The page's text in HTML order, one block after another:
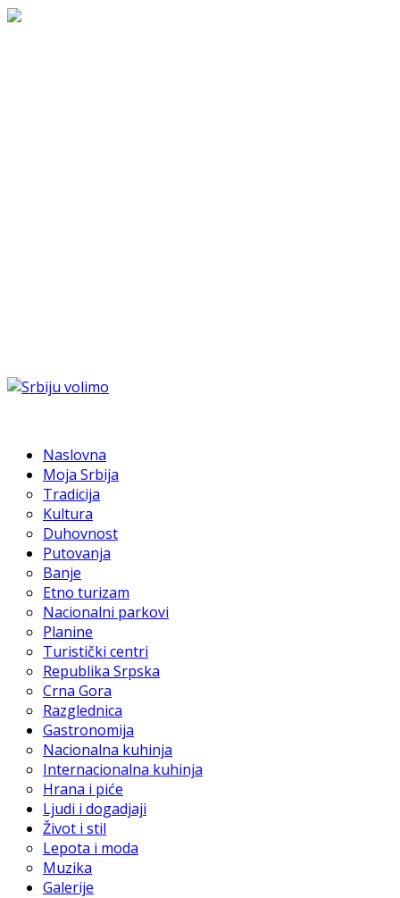
Naslovna
Moja Srbija
Tradicija
Kultura
Duhovnost
Putovanja
Banje
Etno turizam
Nacionalni parkovi
Planine
Turistički centri
Republika Srpska
Crna Gora
Razglednica
Gastronomija
Nacionalna kuhinja
Internacionalna kuhinja
Hrana i piće
Ljudi i dogadjaji
Život i stil
Lepota i moda
Muzika
Galerije